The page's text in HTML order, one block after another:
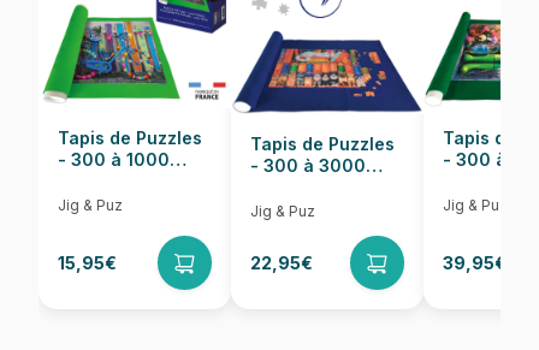
Nombre de pièces 919 pièces
Dimensions 50 x 27 cm
Tapis de Puzzles
- 300 à 1000
Jig & Puz
15,95€
Tapis de Puzzles
- 300 à 3000
Jig & Puz
22,95€
Tapis de
- 300 à
Jig & Puz
39,95€